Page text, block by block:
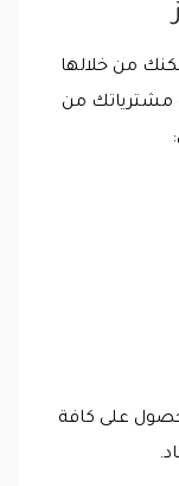
من خلالها
من
على كافة